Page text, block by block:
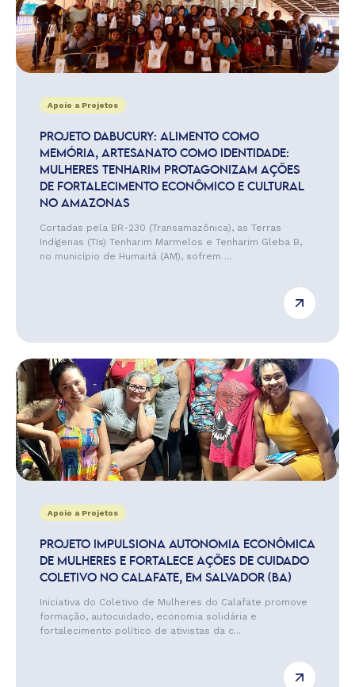
Apoio a Projetos
PROJETO DABUCURY: ALIMENTO COMO
MEMÓRIA, ARTESANATO COMO IDENTIDADE:
MULHERES TENHARIM PROTAGONIZAM AÇÕES
DE FORTALECIMENTO ECONÔMICO E CULTURAL
NO AMAZONAS
Cortadas pela BR-230 (Transamazônica), as Terras
Indígenas (TIs) Tenharim Marmelos e Tenharim Gleba B,
no município de Humaitá (AM), sofrem ...
Apoio a Projetos
PROJETO IMPULSIONA AUTONOMIA ECONÔMICA
DE MULHERES E FORTALECE AÇÕES DE CUIDADO
COLETIVO NO CALAFATE, EM SALVADOR (BA)
Iniciativa do Coletivo de Mulheres do Calafate promove
formação, autocuidado, economia solidária e
fortalecimento político de ativistas da c...